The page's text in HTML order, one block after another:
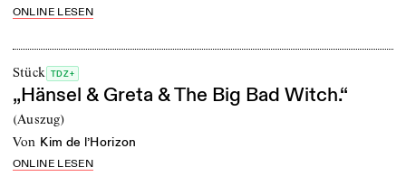
ONLINE LESEN
Stück TDZ+
„Hänsel & Greta & The Big Bad Witch.“
(Auszug)
von Kim de l’Horizon
ONLINE LESEN